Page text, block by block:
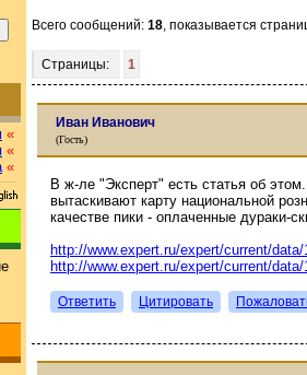
«
«
«
Всего сообщений: 18, показывается
Страницы: 1
Иван Иванович
(Гость)
В ж-ле "Эксперт" есть статья об
вытаскивают карту национальной
качестве пики - оплаченные дураки-
http://www.expert.ru/expert/current/
http://www.expert.ru/expert/current/
Ответить Цитировать